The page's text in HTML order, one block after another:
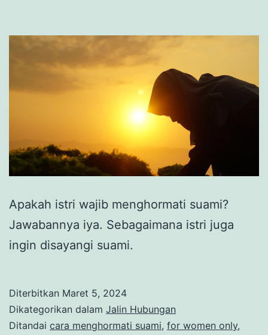
Apakah istri wajib menghormati suami?
Jawabannya iya. Sebagaimana istri juga
ingin disayangi suami.
Diterbitkan Maret 5, 2024
Dikategorikan dalam Jalin Hubungan
Ditandai cara menghormati suami, for women only,